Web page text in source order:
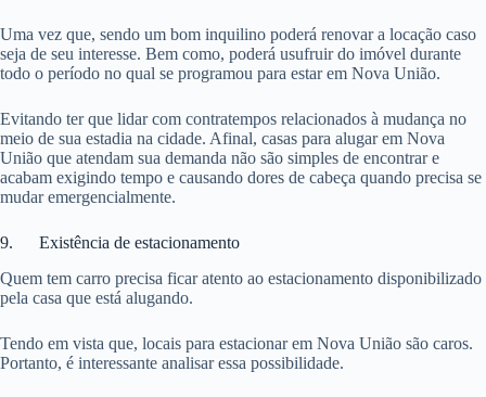
Uma vez que, sendo um bom inquilino poderá renovar a locação caso
seja de seu interesse. Bem como, poderá usufruir do imóvel durante
todo o período no qual se programou para estar em Nova União.
Evitando ter que lidar com contratempos relacionados à mudança no
meio de sua estadia na cidade. Afinal, casas para alugar em Nova
União que atendam sua demanda não são simples de encontrar e
acabam exigindo tempo e causando dores de cabeça quando precisa se
mudar emergencialmente.
9. Existência de estacionamento
Quem tem carro precisa ficar atento ao estacionamento disponibilizado
pela casa que está alugando.
Tendo em vista que, locais para estacionar em Nova União são caros.
Portanto, é interessante analisar essa possibilidade.